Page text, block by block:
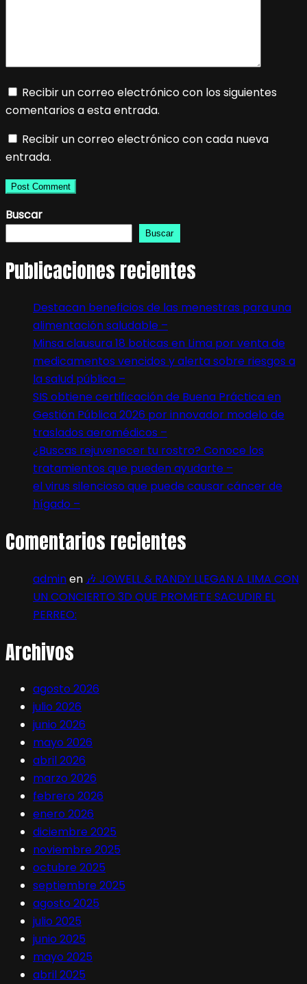
Recibir un correo electrónico con los siguientes
comentarios a esta entrada.
Recibir un correo electrónico con cada nueva
entrada.
Buscar
Buscar
Publicaciones recientes
Destacan beneficios de las menestras para una
alimentación saludable –
Minsa clausura 18 boticas en Lima por venta de
medicamentos vencidos y alerta sobre riesgos a
la salud pública –
SIS obtiene certificación de Buena Práctica en
Gestión Pública 2026 por innovador modelo de
traslados aeromédicos –
¿Buscas rejuvenecer tu rostro? Conoce los
tratamientos que pueden ayudarte –
el virus silencioso que puede causar cáncer de
hígado –
Comentarios recientes
adminen 🎶 JOWELL & RANDY LLEGAN A LIMA CON
UN CONCIERTO 3D QUE PROMETE SACUDIR EL
PERREO:
Archivos
agosto 2026
julio 2026
junio 2026
mayo 2026
abril 2026
marzo 2026
febrero 2026
enero 2026
diciembre 2025
noviembre 2025
octubre 2025
septiembre 2025
agosto 2025
julio 2025
junio 2025
mayo 2025
abril 2025